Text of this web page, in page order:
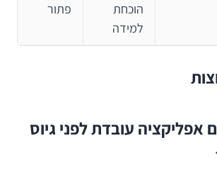
הוכחת
למידה
פתור
אפליקציה עובדת לפני גיוס